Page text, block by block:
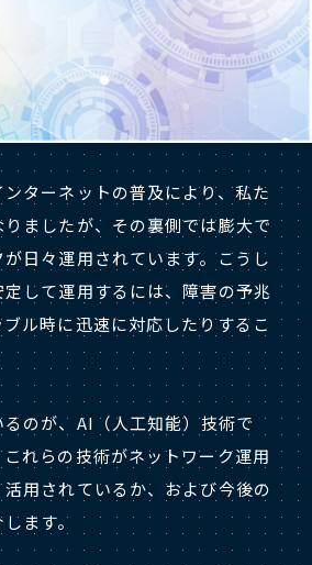
ターネットの普及により、私た
ましたが、その裏側では膨大で
日々運用されています。こうし
して運用するには、障害の予兆
ル時に迅速に対応したりするこ
のが、AI（人工知能）技術で
れらの技術がネットワーク運用
用されているか、および今後の
ます。